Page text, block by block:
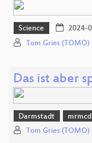
Science 2024-
Tom Gries (TOMO)
Das ist aber
Darmstadt
Tom Gries (TOMO)